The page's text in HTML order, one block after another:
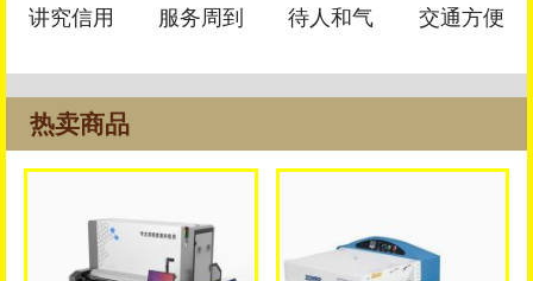
讲究信用 服务周到 待人和气 交通方便
热卖商品